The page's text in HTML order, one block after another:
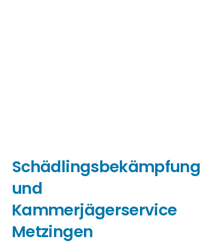
Schädlingsbekämpfung
und
Kammerjägerservice
Metzingen